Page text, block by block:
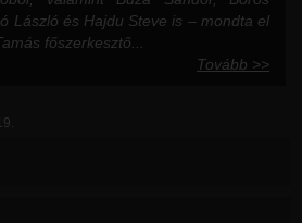
László és Hajdu Steve is – mondta el
főszerkesztő...
Tovább >>